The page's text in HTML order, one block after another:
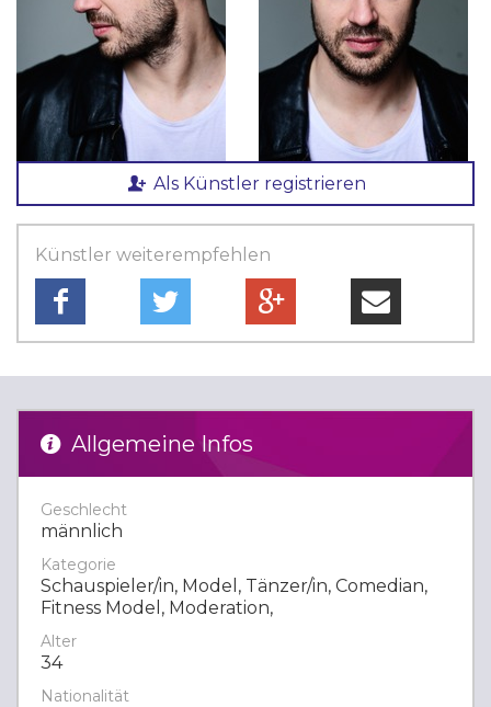
Als Künstler registrieren
Künstler weiterempfehlen
Allgemeine Infos
Geschlecht
männlich
Kategorie
Schauspieler/in, Model, Tänzer/in, Comedian,
Fitness Model, Moderation,
Alter
34
Nationalität